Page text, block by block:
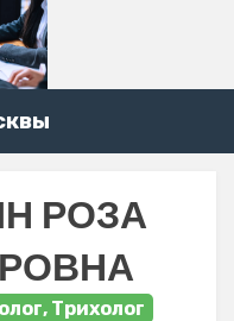
РОЗА
Трихолог